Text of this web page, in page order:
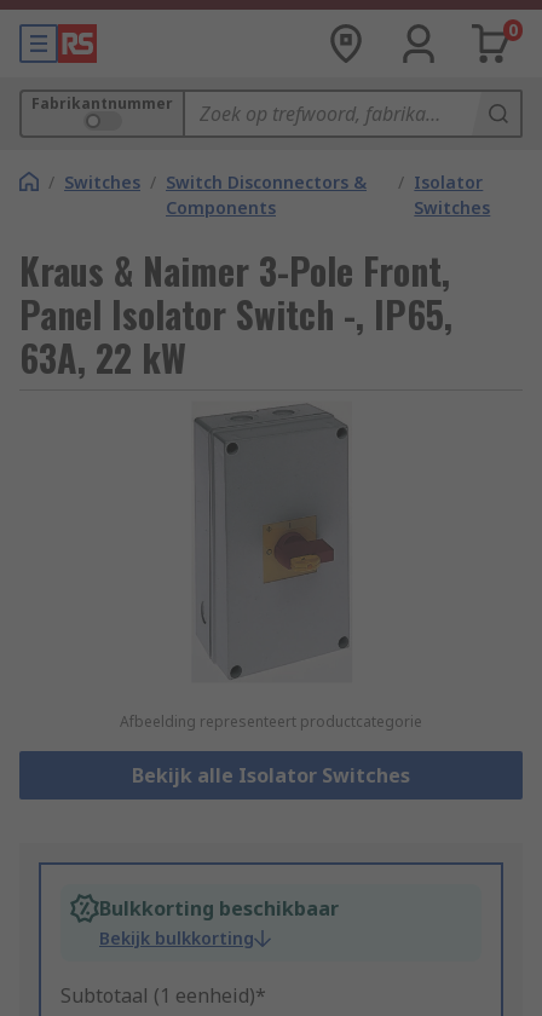
0
Fabrikantnummer
/ Switches / Switch Disconnectors &
Components
/ Isolator
Switches
Kraus & Naimer 3-Pole Front,
Panel Isolator Switch -, IP65,
63A, 22 kW
Afbeelding representeert productcategorie
Bekijk alle Isolator Switches
Bulkkorting beschikbaar
Bekijk bulkkorting
Subtotaal (1 eenheid)*